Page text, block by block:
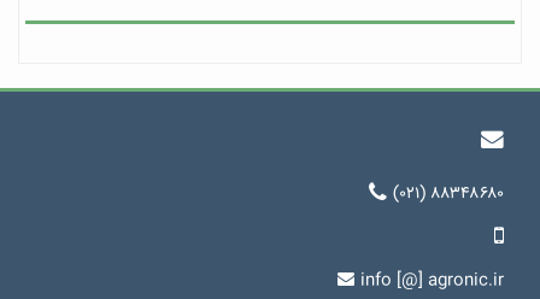
(۰۲۱) ۸۸۳۴۸۶۸۰
info [@] agronic.ir